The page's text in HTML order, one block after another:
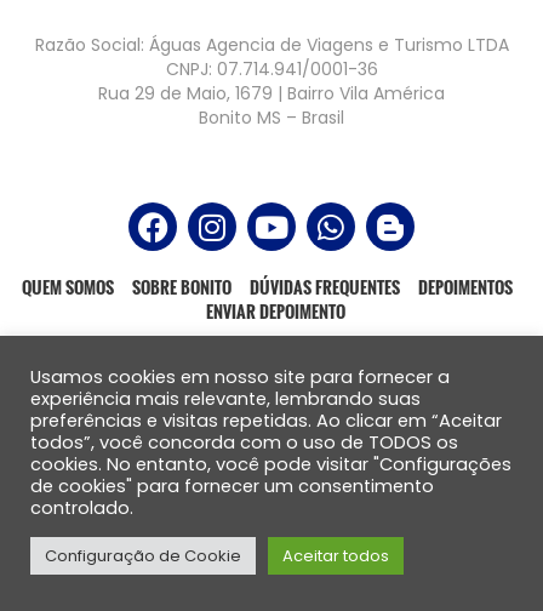
Razão Social: Águas Agencia de Viagens e Turismo LTDA
CNPJ: 07.714.941/0001-36
Rua 29 de Maio, 1679 | Bairro Vila América
Bonito MS – Brasil
QUEM SOMOS SOBRE BONITO DÚVIDAS FREQUENTES
DEPOIMENTOS
ENVIAR DEPOIMENTO
Todos os direitos reservados – 2021
Website produzido por:
Usamos cookies em nosso site para fornecer a
experiência mais relevante, lembrando suas
preferências e visitas repetidas. Ao clicar em “Aceitar
todos”, você concorda com o uso de TODOS os
cookies. No entanto, você pode visitar "Configurações
de cookies" para fornecer um consentimento
controlado.
Configuração de Cookie Aceitar todos